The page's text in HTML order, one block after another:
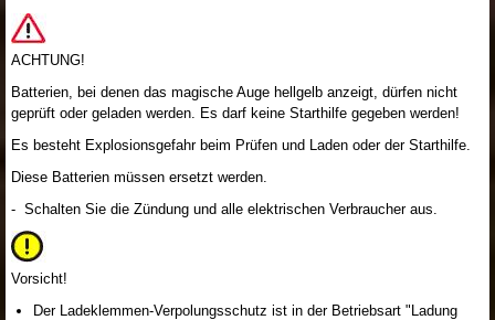
ACHTUNG!
Batterien, bei denen das magische Auge hellgelb anzeigt, dürfen nicht
geprüft oder geladen werden. Es darf keine Starthilfe gegeben werden!
Es besteht Explosionsgefahr beim Prüfen und Laden oder der Starthilfe.
Diese Batterien müssen ersetzt werden.
- Schalten Sie die Zündung und alle elektrischen Verbraucher aus.
Vorsicht!
Der Ladeklemmen-Verpolungsschutz ist in der Betriebsart "Ladung